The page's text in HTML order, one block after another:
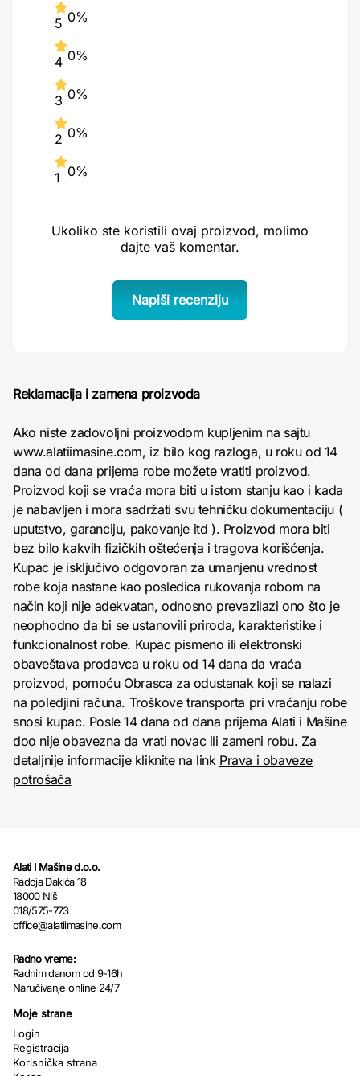
5 0%
4 0%
3 0%
2 0%
1 0%
Ukoliko ste koristili ovaj proizvod, molimo
dajte vaš komentar.
Napiši recenziju
Reklamacija i zamena proizvoda
Ako niste zadovoljni proizvodom kupljenim na sajtu
www.alatiimasine.com, iz bilo kog razloga, u roku od 14
dana od dana prijema robe možete vratiti proizvod.
Proizvod koji se vraća mora biti u istom stanju kao i kada
je nabavljen i mora sadržati svu tehničku dokumentaciju (
uputstvo, garanciju, pakovanje itd ). Proizvod mora biti
bez bilo kakvih fizičkih oštećenja i tragova korišćenja.
Kupac je isključivo odgovoran za umanjenu vrednost
robe koja nastane kao posledica rukovanja robom na
način koji nije adekvatan, odnosno prevazilazi ono što je
neophodno da bi se ustanovili priroda, karakteristike i
funkcionalnost robe. Kupac pismeno ili elektronski
obaveštava prodavca u roku od 14 dana da vraća
proizvod, pomoću Obrasca za odustanak koji se nalazi
na poledjini računa. Troškove transporta pri vraćanju robe
snosi kupac. Posle 14 dana od dana prijema Alati i Mašine
doo nije obavezna da vrati novac ili zameni robu. Za
detaljnije informacije kliknite na link Prava i obaveze
potrošača
Alati I Mašine d.o.o.
Radoja Dakića 18
18000 Niš
018/575-773
office@alatiimasine.com
Radno vreme:
Radnim danom od 9-16h
Naručivanje online 24/7
Moje strane
Login
Registracija
Korisnička strana